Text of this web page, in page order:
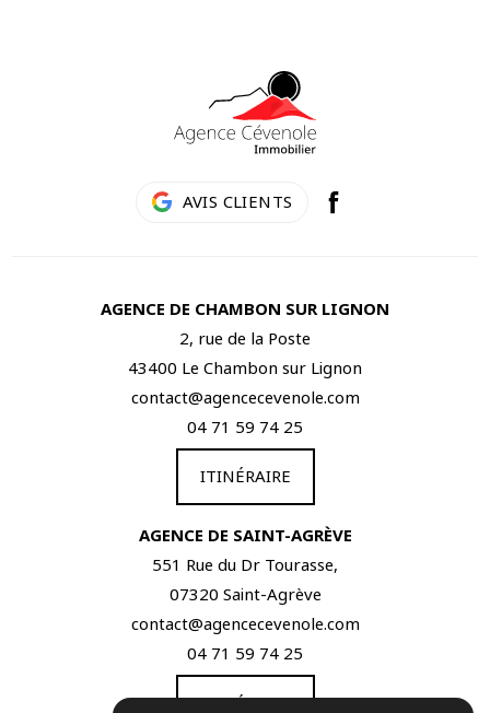
AVIS CLIENTS
AGENCE DE CHAMBON SUR LIGNON
2, rue de la Poste
43400 Le Chambon sur Lignon
contact@agencecevenole.com
04 71 59 74 25
ITINÉRAIRE
AGENCE DE SAINT-AGRÈVE
551 Rue du Dr Tourasse,
07320 Saint-Agrève
contact@agencecevenole.com
04 71 59 74 25
ITINÉRAIRE